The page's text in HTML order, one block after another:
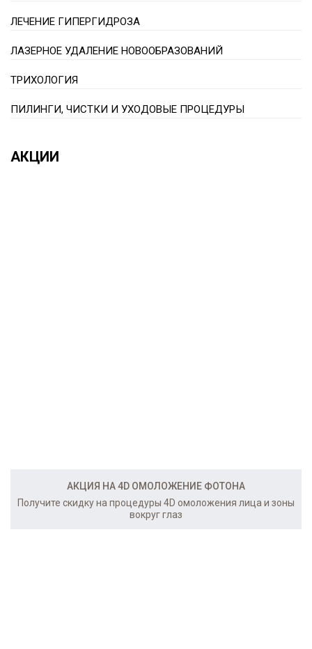
ЛЕЧЕНИЕ ГИПЕРГИДРОЗА
ЛАЗЕРНОЕ УДАЛЕНИЕ НОВООБРАЗОВАНИЙ
ТРИХОЛОГИЯ
ПИЛИНГИ, ЧИСТКИ И УХОДОВЫЕ ПРОЦЕДУРЫ
АКЦИИ
АКЦИЯ НА 4D ОМОЛОЖЕНИЕ ФОТОНА
Получите скидку на процедуры 4D омоложения лица и зоны
вокруг глаз